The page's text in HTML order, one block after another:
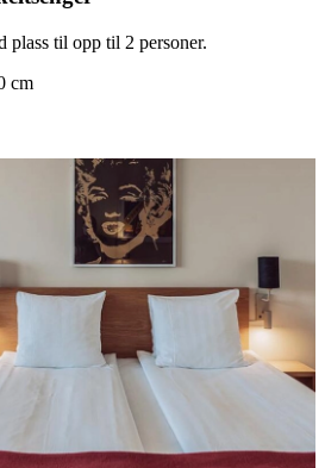
plass til opp til 2 personer.
cm